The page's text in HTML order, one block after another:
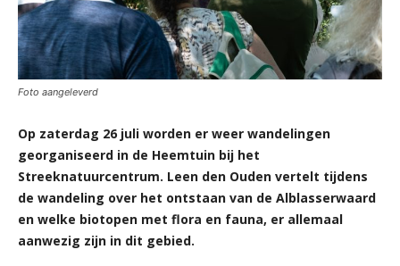
Foto aangeleverd
Op zaterdag 26 juli worden er weer wandelingen
georganiseerd in de Heemtuin bij het
Streeknatuurcentrum. Leen den Ouden vertelt tijdens
de wandeling over het ontstaan van de Alblasserwaard
en welke biotopen met flora en fauna, er allemaal
aanwezig zijn in dit gebied.